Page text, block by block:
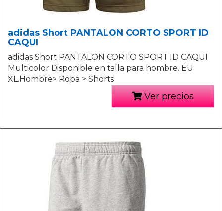
adidas Short PANTALON CORTO SPORT ID
CAQUI
adidas Short PANTALON CORTO SPORT ID CAQUI
Multicolor Disponible en talla para hombre. EU
XL.Hombre> Ropa > Shorts
Ver precios